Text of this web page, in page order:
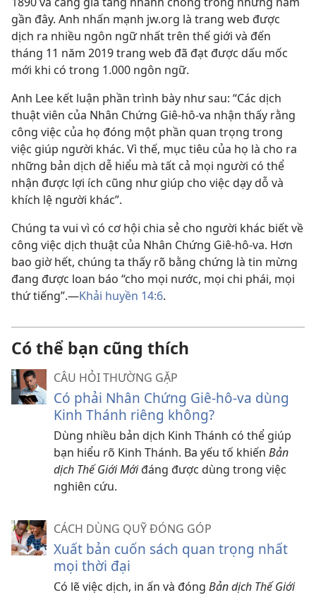
gần đây. Anh nhấn mạnh jw.org là trang web được
dịch ra nhiều ngôn ngữ nhất trên thế giới và đến
tháng 11 năm 2019 trang web đã đạt được dấu mốc
mới khi có trong 1.000 ngôn ngữ.
Anh Lee kết luận phần trình bày như sau: “Các dịch
thuật viên của Nhân Chứng Giê-hô-va nhận thấy rằng
công việc của họ đóng một phần quan trọng trong
việc giúp người khác. Vì thế, mục tiêu của họ là cho ra
những bản dịch dễ hiểu mà tất cả mọi người có thể
nhận được lợi ích cũng như giúp cho việc dạy dỗ và
khích lệ người khác”.
Chúng ta vui vì có cơ hội chia sẻ cho người khác biết về
công việc dịch thuật của Nhân Chứng Giê-hô-va. Hơn
bao giờ hết, chúng ta thấy rõ bằng chứng là tin mừng
đang được loan báo “cho mọi nước, mọi chi phái, mọi
thứ tiếng”.—Khải huyền 14:6.
Có thể bạn cũng thích
CÂU HỎI THƯỜNG GẶP
Có phải Nhân Chứng Giê-hô-va dùng
Kinh Thánh riêng không?
Dùng nhiều bản dịch Kinh Thánh có thể giúp
bạn hiểu rõ Kinh Thánh. Ba yếu tố khiến Bản
dịch Thế Giới Mớiđáng được dùng trong việc
nghiên cứu.
CÁCH DÙNG QUỸ ĐÓNG GÓP
Xuất bản cuốn sách quan trọng nhất
mọi thời đại
Có lẽ việc dịch, in ấn và đóng Bản dịch Thế Giới